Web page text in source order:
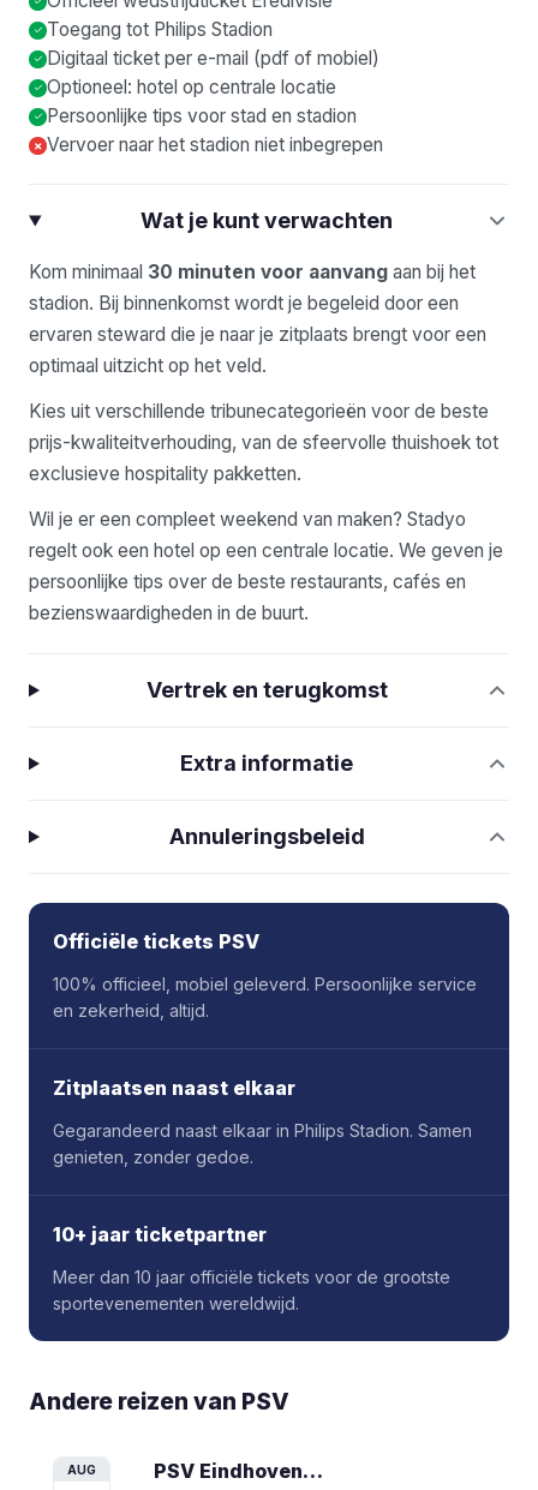
Toegang tot Philips Stadion
Digitaal ticket per e-mail (pdf of mobiel)
Optioneel: hotel op centrale locatie
Persoonlijke tips voor stad en stadion
× Vervoer naar het stadion niet inbegrepen
Wat je kunt verwachten
Kom minimaal 30 minuten voor aanvang aan bij het
stadion. Bij binnenkomst wordt je begeleid door een
ervaren steward die je naar je zitplaats brengt voor een
optimaal uitzicht op het veld.
Kies uit verschillende tribunecategorieën voor de beste
prijs-kwaliteitverhouding, van de sfeervolle thuishoek tot
exclusieve hospitality pakketten.
Wil je er een compleet weekend van maken? Stadyo
regelt ook een hotel op een centrale locatie. We geven je
persoonlijke tips over de beste restaurants, cafés en
bezienswaardigheden in de buurt.
Vertrek en terugkomst
Extra informatie
Annuleringsbeleid
Officiële tickets PSV
100% officieel, mobiel geleverd. Persoonlijke service
en zekerheid, altijd.
Zitplaatsen naast elkaar
Gegarandeerd naast elkaar in Philips Stadion. Samen
genieten, zonder gedoe.
10+ jaar ticketpartner
Meer dan 10 jaar officiële tickets voor de grootste
sportevenementen wereldwijd.
Andere reizen van PSV
AUG PSV Eindhoven vs Fortuna Sittard